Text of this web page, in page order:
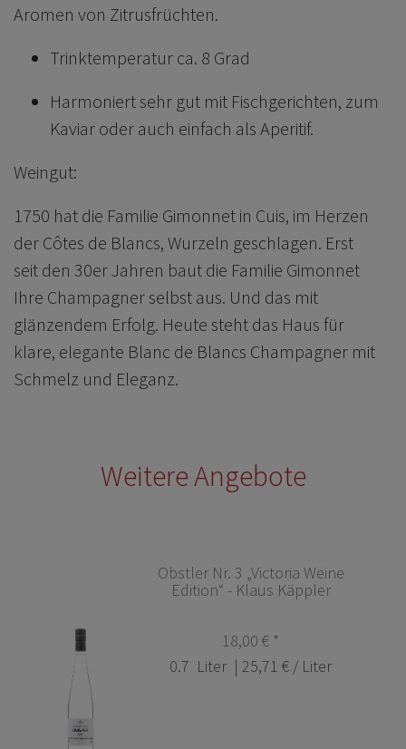
Aromen von Zitrusfrüchten.
Trinktemperatur ca. 8 Grad
Harmoniert sehr gut mit Fischgerichten, zum
Kaviar oder auch einfach als Aperitif.
Weingut:
1750 hat die Familie Gimonnet in Cuis, im Herzen
der Côtes de Blancs, Wurzeln geschlagen. Erst
seit den 30er Jahren baut die Familie Gimonnet
Ihre Champagner selbst aus. Und das mit
glänzendem Erfolg. Heute steht das Haus für
klare, elegante Blanc de Blancs Champagner mit
Schmelz und Eleganz.
Weitere Angebote
Obstler Nr. 3 „Victoria Weine
Edition“ - Klaus Käppler
18,00 € *
0.7 Liter | 25,71 € / Liter